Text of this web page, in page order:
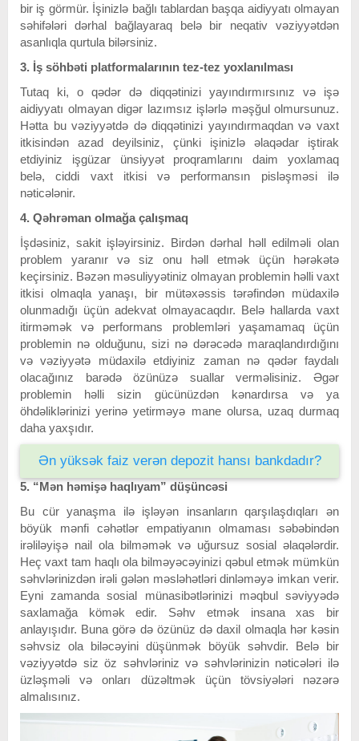
bir iş görmür. İşinizlə bağlı tablardan başqa aidiyyatı olmayan
səhifələri dərhal bağlayaraq belə bir neqativ vəziyyətdən
asanlıqla qurtula bilərsiniz.
3. İş söhbəti platformalarının tez-tez yoxlanılması
Tutaq ki, o qədər də diqqətinizi yayındırmırsınız və işə
aidiyyatı olmayan digər lazımsız işlərlə məşğul olmursunuz.
Hətta bu vəziyyətdə dədiqqətinizi yayındırmaqdan və vaxt
itkisindən azad deyilsiniz, çünki işinizlə əlaqədar iştirak
etdiyiniz işgüzar ünsiyyət proqramlarını daim yoxlamaq
belə, ciddi vaxt itkisi və performansın pisləşməsi ilə
nəticələnir.
4. Qəhrəman olmağa çalışmaq
İşdəsiniz, sakit işləyirsiniz. Birdən dərhal həll edilməli olan
problem yaranır və siz onu həll etmək üçün hərəkətə
keçirsiniz. Bəzən məsuliyyətiniz olmayan problemin həlli vaxt
itkisi olmaqla yanaşı, bir mütəxəssis tərəfindən müdaxilə
olunmadığı üçün adekvat olmayacaqdır. Belə hallarda vaxt
itirməmək və performans problemləri yaşamamaq üçün
problemin nə olduğunu, sizi nə dərəcədə maraqlandırdığını
və vəziyyətə müdaxilə etdiyiniz zaman nə qədər faydalı
olacağınız barədə özünüzə suallar verməlisiniz. Əgər
problemin həlli sizin gücünüzdən kənardırsa və ya
öhdəliklərinizi yerinə yetirməyə mane olursa, uzaq durmaq
daha yaxşıdır.
Ən yüksək faiz verən depozit hansı bankdadır?
5. “Mən həmişə haqlıyam” düşüncəsi
Bu cür yanaşma ilə işləyən insanların qarşılaşdıqları ən
böyük mənfi cəhətlər empatiyanın olmaması səbəbindən
irəliləyişə nail ola bilməmək və uğursuz sosial əlaqələrdir.
Heç vaxt tam haqlı ola bilməyəcəyinizi qəbul etmək mümkün
səhvlərinizdən irəli gələn məsləhətləri dinləməyə imkan verir.
Eyni zamanda sosial münasibətlərinizi məqbul səviyyədə
saxlamağa kömək edir. Səhv etmək insana xas bir
anlayışıdır. Buna görə də özünüz də daxil olmaqla hər kəsin
səhvsiz ola biləcəyini düşünmək böyük səhvdir. Belə bir
vəziyyətdə siz öz səhvləriniz və səhvlərinizin nəticələri ilə
üzləşməli və onları düzəltmək üçün tövsiyələri nəzərə
almalısınız.